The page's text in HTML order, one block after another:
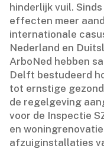
hinderlijk vuil.​
effecten meer
internationale
Nederland en
ArboNed hebben
Delft bestudeerd
tot ernstige
de regelgeving
voor de Inspectie
en
afzuiginstallaties